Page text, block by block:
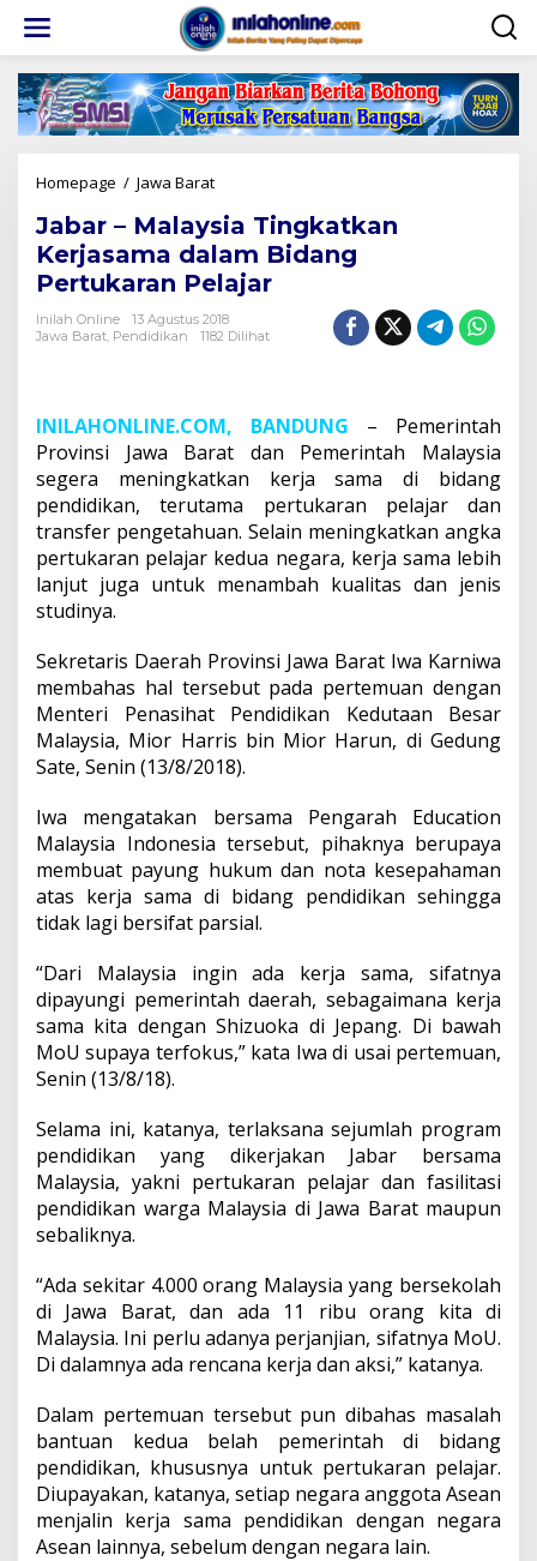
konten
Homepage / Jawa BaratJabar
Malaysia
Tingkatkan
Kerjasama
dalam
Bidang
Pertukaran
Jabar – Malaysia Tingkatkan
Kerjasama dalam Bidang
Pertukaran Pelajar
Inilah Online
13 Agustus 2018
Jawa Barat Pendidikan 1182 Dilihat
INILAHONLINE.COM, BANDUNG – Pemerintah
Provinsi Jawa Barat dan Pemerintah Malaysia
segera meningkatkan kerja sama di bidang
pendidikan, terutama pertukaran pelajar dan
transfer pengetahuan. Selain meningkatkan angka
pertukaran pelajar kedua negara, kerja sama lebih
lanjut juga untuk menambah kualitas dan jenis
studinya.
Sekretaris Daerah Provinsi Jawa Barat Iwa Karniwa
membahas hal tersebut pada pertemuan dengan
Menteri Penasihat Pendidikan Kedutaan Besar
Malaysia, Mior Harris bin Mior Harun, di Gedung
Sate, Senin (13/8/2018).
Iwa mengatakan bersama Pengarah Education
Malaysia Indonesia tersebut, pihaknya berupaya
membuat payung hukum dan nota kesepahaman
atas kerja sama di bidang pendidikan sehingga
tidak lagi bersifat parsial.
“Dari Malaysia ingin ada kerja sama, sifatnya
dipayungi pemerintah daerah, sebagaimana kerja
sama kita dengan Shizuoka di Jepang. Di bawah
MoU supaya terfokus,” kata Iwa di usai pertemuan,
Senin (13/8/18).
Selama ini, katanya, terlaksana sejumlah program
pendidikan yang dikerjakan Jabar bersama
Malaysia, yakni pertukaran pelajar dan fasilitasi
pendidikan warga Malaysia di Jawa Barat maupun
sebaliknya.
“Ada sekitar 4.000 orang Malaysia yang bersekolah
di Jawa Barat, dan ada 11 ribu orang kita di
Malaysia. Ini perlu adanya perjanjian, sifatnya MoU.
Di dalamnya ada rencana kerja dan aksi,” katanya.
Dalam pertemuan tersebut pun dibahas masalah
bantuan kedua belah pemerintah di bidang
pendidikan, khususnya untuk pertukaran pelajar.
Diupayakan, katanya, setiap negara anggota Asean
menjalin kerja sama pendidikan dengan negara
Asean lainnya, sebelum dengan negara lain.